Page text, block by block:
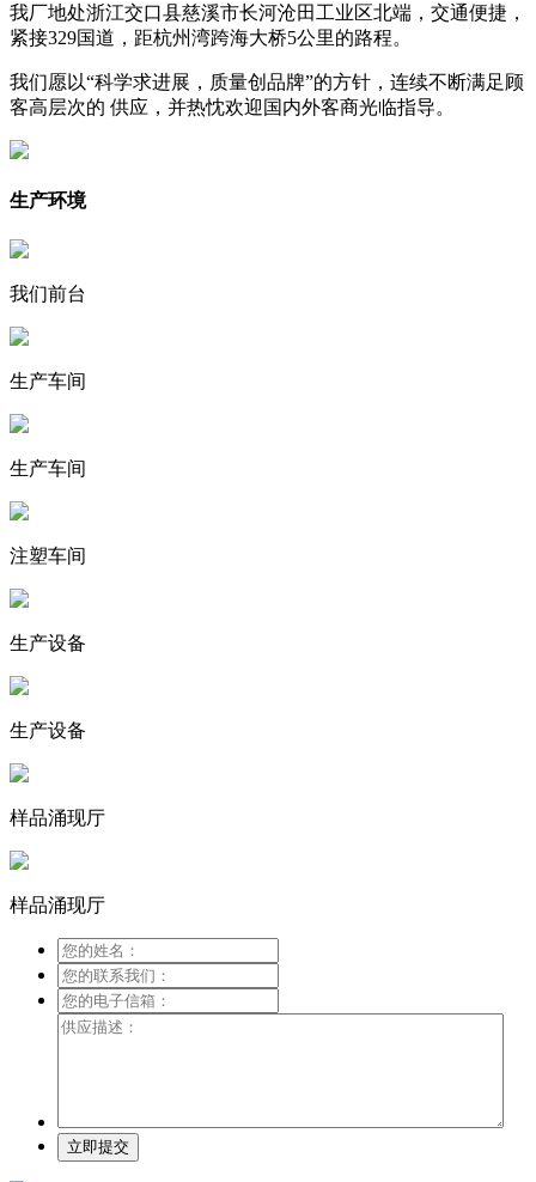
我厂地处浙江交口县慈溪市长河沧田工业区北端，交通便捷，
紧接329国道，距杭州湾跨海大桥5公里的路程。
我们愿以“科学求进展，质量创品牌”的方针，连续不断满足顾
客高层次的 供应，并热忱欢迎国内外客商光临指导。
生产环境
我们前台
生产车间
生产车间
注塑车间
生产设备
生产设备
样品涌现厅
样品涌现厅
立即提交